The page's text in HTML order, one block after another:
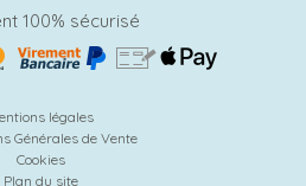
100% sécurisé
légales
Générales de Vente
Cookies
Plan du site